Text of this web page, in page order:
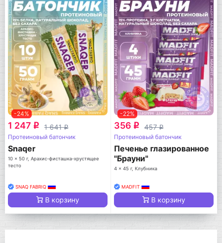
-24%
1 247 q 1 641q
Протеиновый батончик
Snaqer
10 x 50 г, Арахис-фисташка-хрустящее
тесто
SNAQ FABRIQ
В корзину
-22%
356 q 457q
Протеиновый батончик
Печенье глазированное
"Брауни"
4 x 45 г, Клубника
MADFIT
В корзину